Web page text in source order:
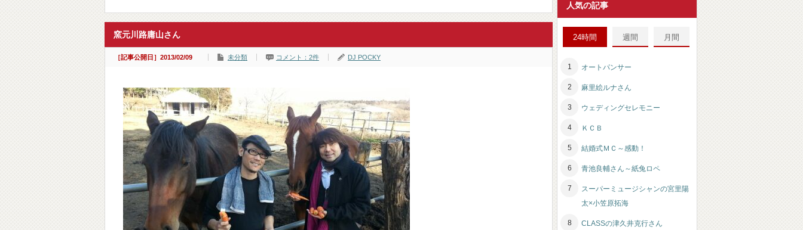
窯元川路庸山さん
［記事公開日］2013/02/09 未分類 コメント：2件 DJ POCKY
人気の記事
24時間 週間 月間
オートパンサー
麻里絵ルナさん
ウェディングセレモニー
ＫＣＢ
結婚式ＭＣ～感動！
青池良輔さん～紙兔ロペ
スーパーミュージシャンの宮里陽
太×小笠原拓海
CLASSの津久井克行さん